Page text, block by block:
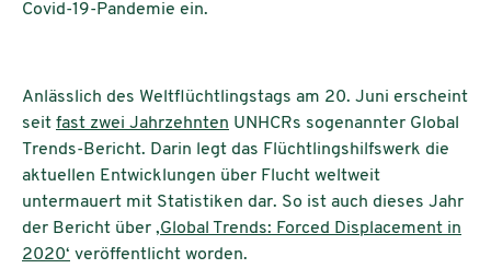
Covid-19-Pandemie ein.
Anlässlich des Weltflüchtlingstags am 20. Juni erscheint
seit fast zwei Jahrzehnten UNHCRs sogenannter Global
Trends-Bericht. Darin legt das Flüchtlingshilfswerk die
aktuellen Entwicklungen über Flucht weltweit
untermauert mit Statistiken dar. So ist auch dieses Jahr
der Bericht über ‚Global Trends: Forced Displacement in
2020‘ veröffentlicht worden.